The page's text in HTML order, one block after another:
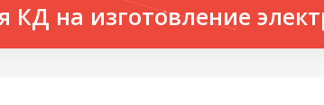
КД на изготовление